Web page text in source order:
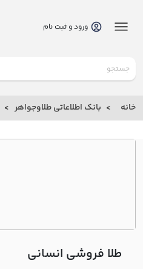
بانک
بانک
اطلاعاتی
درباره
ورود و ثبت نام
خانه بانک اطلاعاتی طلاوجواهر
طلا فروشی انساني